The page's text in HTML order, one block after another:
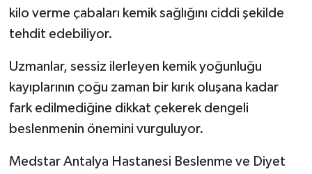
kilo verme çabaları kemik sağlığını ciddi şekilde
tehdit edebiliyor.
Uzmanlar, sessiz ilerleyen kemik yoğunluğu
kayıplarının çoğu zaman bir kırık oluşana kadar
fark edilmediğine dikkat çekerek dengeli
beslenmenin önemini vurguluyor.
Medstar Antalya Hastanesi Beslenme ve Diyet
Kültür Sanat
Magazin
Otomobil